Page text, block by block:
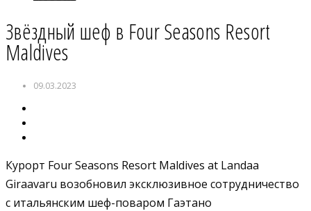
Звёздный шеф в Four Seasons Resort
Maldives
09.03.2023
Курорт Four Seasons Resort Maldives at Landaa
Giraavaru возобновил эксклюзивное сотрудничество
с итальянским шеф-поваром Гаэтано